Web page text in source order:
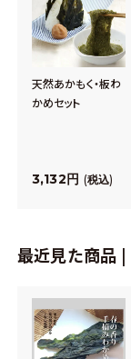
天然あかもく・板わ
かめセット
3,132 税込
最近見た商品 |